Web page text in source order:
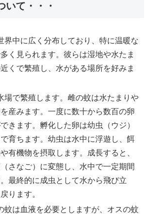
いて・・・
界中に広く分布しており、特に温暖な
く見られます。彼らは湿地や水たま
くで繁殖し、水がある場所を好みま
場で繁殖します。雌の蚊は水たまりや
産みます。一度に数十から数百の卵
きます。孵化した卵は幼虫（ウジ）
育ちます。幼虫は水中に浮遊し、餌
有機物を摂取します。成長すると、
さなご）に変態し、水中で一定期間
最終的に成虫として水から飛び立
ります。
蚊は血液を必要としますが、オスの蚊